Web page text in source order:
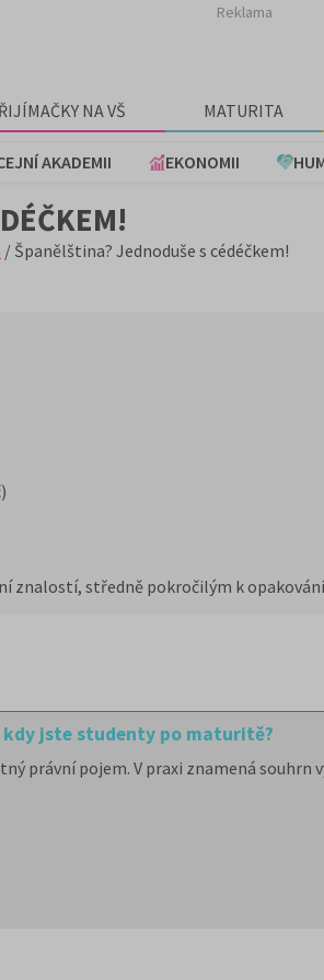
Reklama
NA VŠ MATURITA
AKADEMII EKONOMII
/ Španělština? Jednoduše s cédéčkem!
znalostí, středně pokročilým k
jste studenty po maturitě?
právní pojem. V praxi znamená